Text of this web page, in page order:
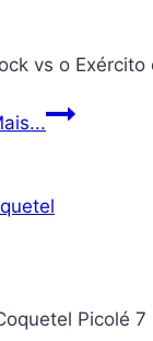
(Com
exclusivo)
Sgt.
o